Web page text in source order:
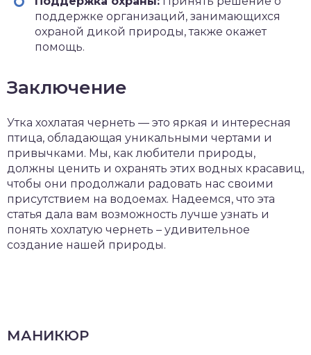
поддержке организаций, занимающихся
охраной дикой природы, также окажет
помощь.
Заключение
Утка хохлатая чернеть — это яркая и интересная
птица, обладающая уникальными чертами и
привычками. Мы, как любители природы,
должны ценить и охранять этих водных красавиц,
чтобы они продолжали радовать нас своими
присутствием на водоемах. Надеемся, что эта
статья дала вам возможность лучше узнать и
понять хохлатую чернеть – удивительное
создание нашей природы.
МАНИКЮР